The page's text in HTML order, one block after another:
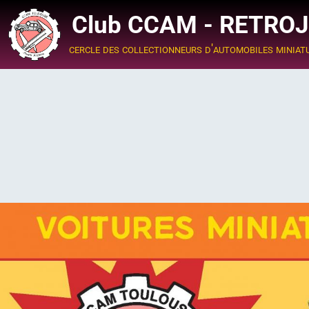
Club CCAM -
cercle des collectionneurs d'automobiles